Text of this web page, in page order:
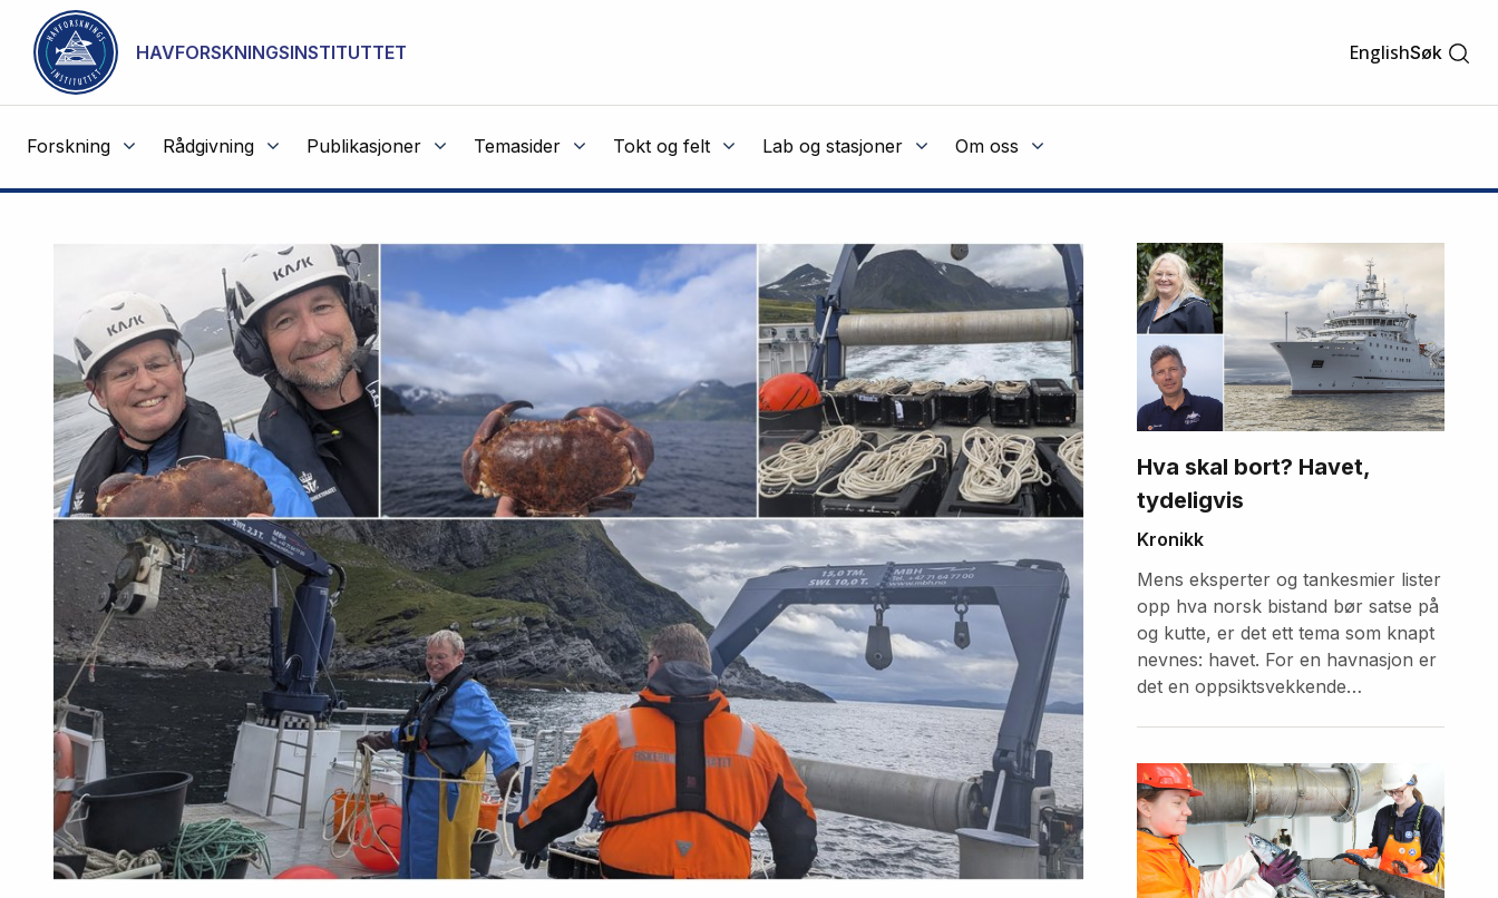
Gå til hovedinnhold
HAVFORSKNINGSINSTITUTTET EnglishSøk
Forskning Rådgivning Publikasjoner Temasider Tokt og felt Lab og stasjoner Om oss
NOT CACHED
Havforskningsinstituttet
artikler
Hva skal bort? Havet,
tydeligvis
Kronikk
Mens eksperter og tankesmier lister
opp hva norsk bistand bør satse på
og kutte, er det ett tema som knapt
nevnes: havet. For en havnasjon er
det en oppsiktsvekkende